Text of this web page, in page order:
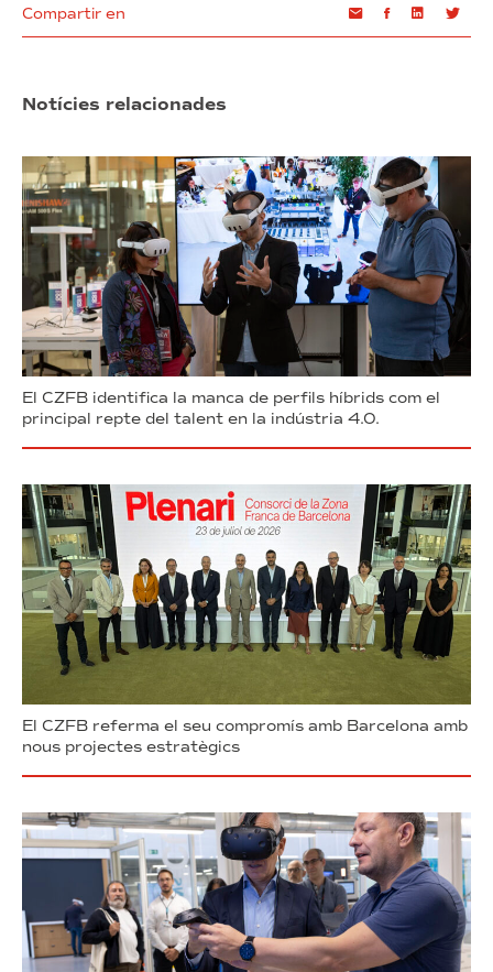
Compartir en EmailFacebookLinkedin
Notícies relacionades
El CZFB identifica la manca de perfils híbrids com el
principal repte del talent en la indústria 4.0.
El CZFB referma el seu compromís amb Barcelona amb
nous projectes estratègics